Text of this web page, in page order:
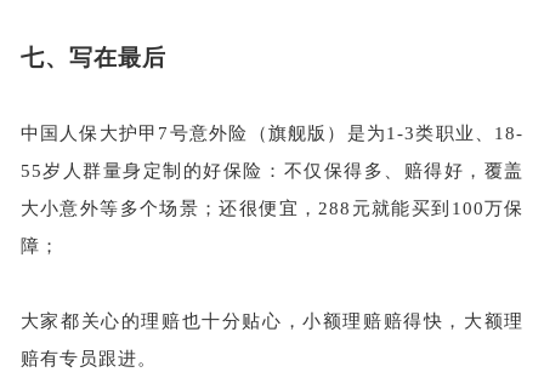
七、 写在最后
中国人保大护甲 7号意外险（旗舰版）是为1-3类职业、18-
55岁人群量身定制的好保险：不仅保得多、赔得好，覆盖
大小意外等多个场景；还很便宜，288元就能买到100万保
障；
大家都关心的理赔也十分贴心，小额理赔赔得快，大额理
赔有专员跟进。